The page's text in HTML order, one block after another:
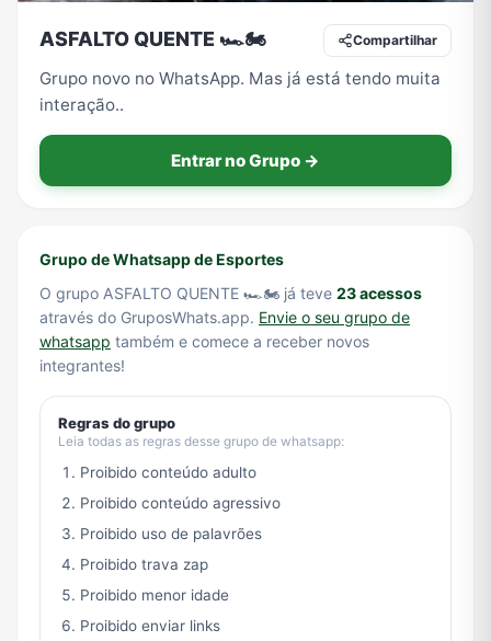
Vídeos
ASFALTO QUENTE 🏎️🏍️ Compartilhar
Grupo novo no WhatsApp. Mas já está tendo muita
interação..
Entrar no Grupo →
Grupo de Whatsapp de Esportes
O grupo ASFALTO QUENTE 🏎️🏍️ já teve 23 acessos
através do GruposWhats.app. Envie o seu grupo de
whatsapp também e comece a receber novos
integrantes!
Regras do grupo
Leia todas as regras desse grupo de whatsapp:
Proibido conteúdo adulto
Proibido conteúdo agressivo
Proibido uso de palavrões
Proibido trava zap
Proibido menor idade
Proibido enviar links